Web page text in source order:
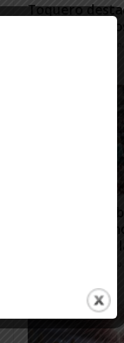
Toquero
y la caída de
31
Gigantes y
Tudela 2026:
recorridos en
25